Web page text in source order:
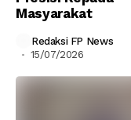
Masyarakat
Redaksi FP News
15/07/2026